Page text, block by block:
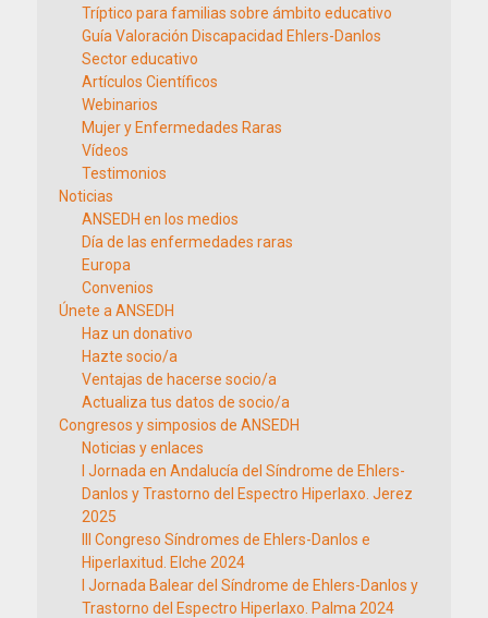
Tríptico para familias sobre ámbito educativo
Guía Valoración Discapacidad Ehlers-Danlos
Sector educativo
Artículos Científicos
Webinarios
Mujer y Enfermedades Raras
Vídeos
Testimonios
Noticias
ANSEDH en los medios
Día de las enfermedades raras
Europa
Convenios
Únete a ANSEDH
Haz un donativo
Hazte socio/a
Ventajas de hacerse socio/a
Actualiza tus datos de socio/a
Congresos y simposios de ANSEDH
Noticias y enlaces
I Jornada en Andalucía del Síndrome de Ehlers-
Danlos y Trastorno del Espectro Hiperlaxo. Jerez
2025
III Congreso Síndromes de Ehlers-Danlos e
Hiperlaxitud. Elche 2024
I Jornada Balear del Síndrome de Ehlers-Danlos y
Trastorno del Espectro Hiperlaxo. Palma 2024